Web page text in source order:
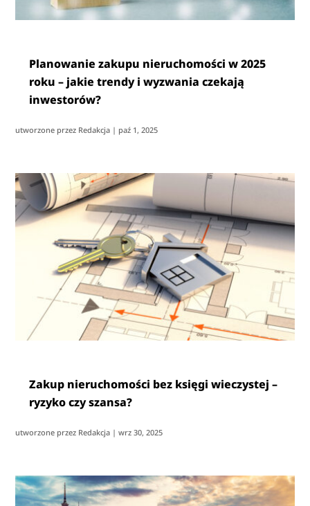
Planowanie zakupu nieruchomości w 2025
roku – jakie trendy i wyzwania czekają
inwestorów?
utworzone przez Redakcja | paź 1, 2025
Zakup nieruchomości bez księgi wieczystej –
ryzyko czy szansa?
utworzone przez Redakcja |wrz 30, 2025